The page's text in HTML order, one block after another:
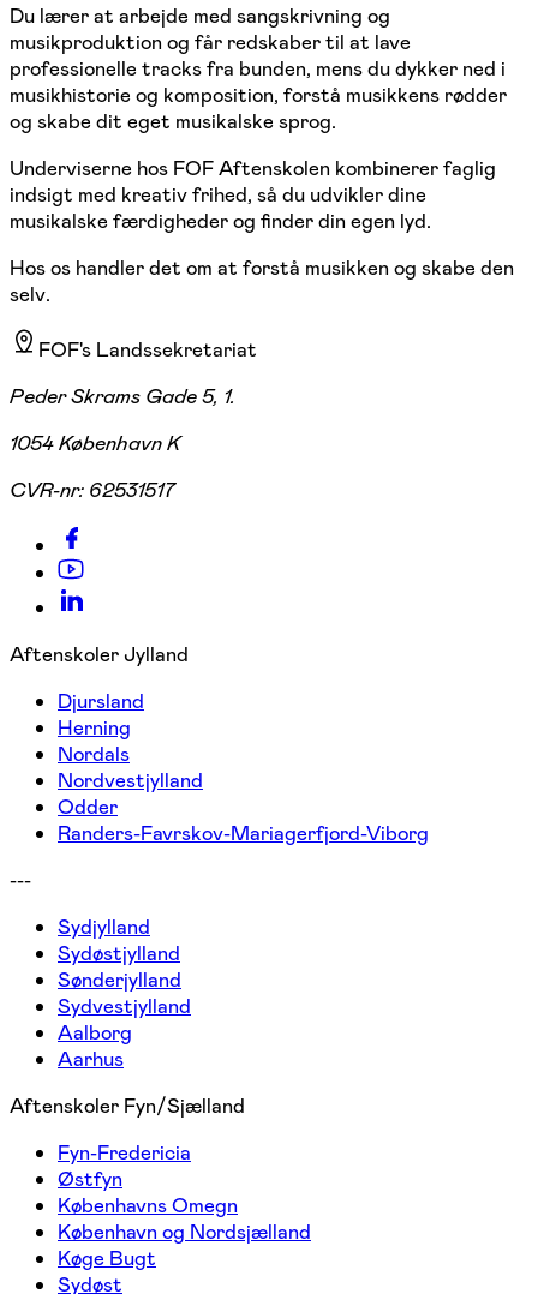
Du lærer at arbejde med sangskrivning og
musikproduktion og får redskaber til at lave
professionelle tracks fra bunden, mens du dykker ned i
musikhistorie og komposition, forstå musikkens rødder
og skabe dit eget musikalske sprog.
Underviserne hos FOF Aftenskolen kombinerer faglig
indsigt med kreativ frihed, så du udvikler dine
musikalske færdigheder og finder din egen lyd.
Hos os handler det om at forstå musikken og skabe den
selv.
FOF's Landssekretariat
Peder Skrams Gade 5, 1.
1054 København K
CVR-nr: 62531517
Aftenskoler Jylland
Djursland
Herning
Nordals
Nordvestjylland
Odder
Randers-Favrskov-Mariagerfjord-Viborg
---
Sydjylland
Sydøstjylland
Sønderjylland
Sydvestjylland
Aalborg
Aarhus
Aftenskoler Fyn/Sjælland
Fyn-Fredericia
Østfyn
Københavns Omegn
København og Nordsjælland
Køge Bugt
Sydøst